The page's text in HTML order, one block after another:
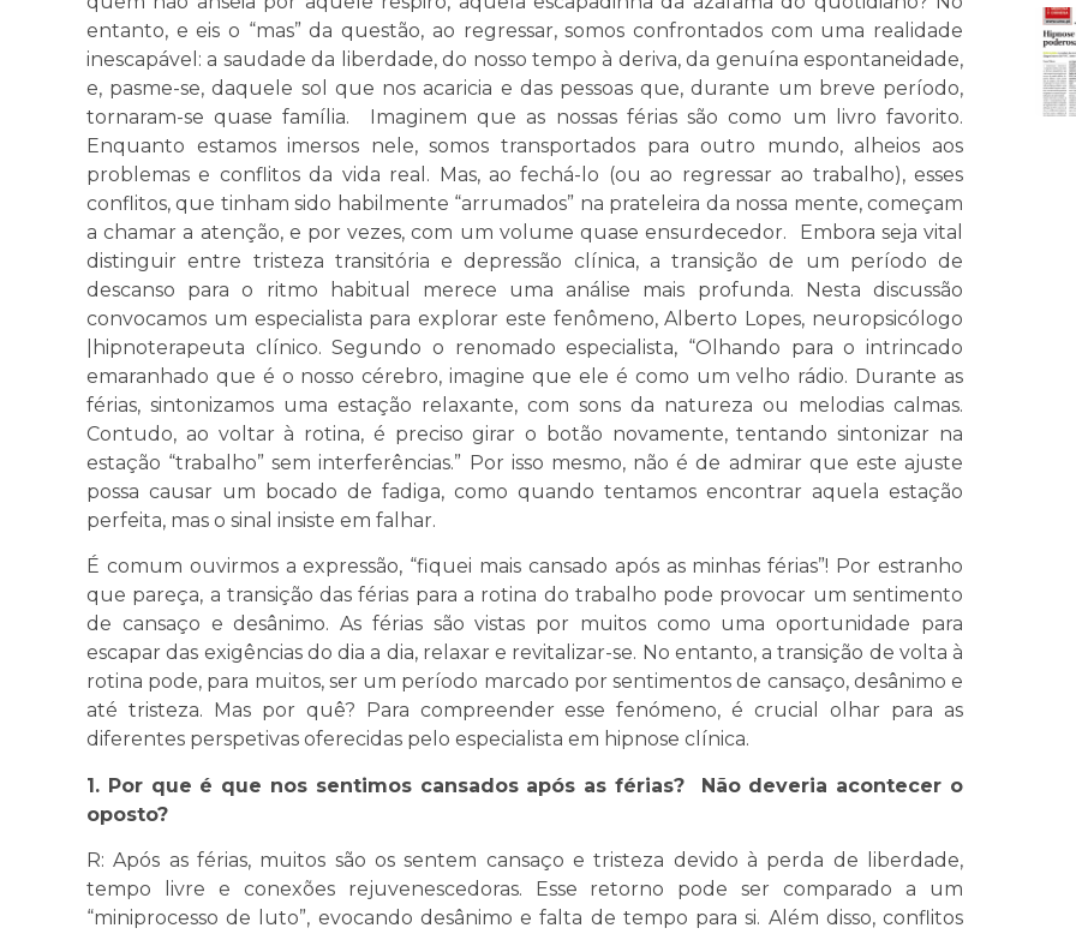
entanto, e eis o “mas” da questão, ao regressar, somos confrontados com uma realidade
inescapável: a saudade da liberdade, do nosso tempo à deriva, da genuína espontaneidade,
e, pasme-se, daquele sol que nos acaricia e das pessoas que, durante um breve período,
tornaram-se quase família. Imaginem que as nossas férias são como um livro favorito.
Enquanto estamos imersos nele, somos transportados para outro mundo, alheios aos
problemas e conflitos da vida real. Mas, ao fechá-lo (ou ao regressar ao trabalho), esses
conflitos, que tinham sido habilmente “arrumados” na prateleira da nossa mente, começam
a chamar a atenção, e por vezes, com um volume quase ensurdecedor. Embora seja vital
distinguir entre tristeza transitória e depressão clínica, a transição de um período de
descanso para o ritmo habitual merece uma análise mais profunda. Nesta discussão
convocamos um especialista para explorar este fenômeno, Alberto Lopes, neuropsicólogo
|hipnoterapeuta clínico. Segundo o renomado especialista, “Olhando para o intrincado
emaranhado que é o nosso cérebro, imagine que ele é como um velho rádio. Durante as
férias, sintonizamos uma estação relaxante, com sons da natureza ou melodias calmas.
Contudo, ao voltar à rotina, é preciso girar o botão novamente, tentando sintonizar na
estação “trabalho” sem interferências.” Por isso mesmo, não é de admirar que este ajuste
possa causar um bocado de fadiga, como quando tentamos encontrar aquela estação
perfeita, mas o sinal insiste em falhar.
É comum ouvirmos a expressão, “fiquei mais cansado após as minhas férias”! Por estranho
que pareça, a transição das férias para a rotina do trabalho pode provocar um sentimento
de cansaço e desânimo. As férias são vistas por muitos como uma oportunidade para
escapar das exigências do dia a dia, relaxar e revitalizar-se. No entanto, a transição de volta à
rotina pode, para muitos, ser um período marcado por sentimentos de cansaço, desânimo e
até tristeza. Mas por quê? Para compreender esse fenómeno, é crucial olhar para as
diferentes perspetivas oferecidas pelo especialista em hipnose clínica.
1. Por que é que nos sentimos cansados após as férias? Não deveria acontecer o
oposto?
R: Após as férias, muitos são os sentem cansaço e tristeza devido à perda de liberdade,
tempo livre e conexões rejuvenescedoras. Esse retorno pode ser comparado a um
“miniprocesso de luto”, evocando desânimo e falta de tempo para si. Além disso, conflitos